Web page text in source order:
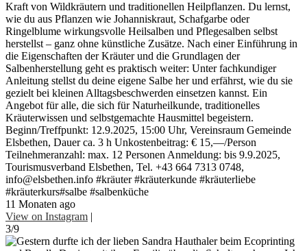
Kraft von Wildkräutern und traditionellen Heilpflanzen. Du lernst,
wie du aus Pflanzen wie Johanniskraut, Schafgarbe oder
Ringelblume wirkungsvolle Heilsalben und Pflegesalben selbst
herstellst – ganz ohne künstliche Zusätze. Nach einer Einführung in
die Eigenschaften der Kräuter und die Grundlagen der
Salbenherstellung geht es praktisch weiter: Unter fachkundiger
Anleitung stellst du deine eigene Salbe her und erfährst, wie du sie
gezielt bei kleinen Alltagsbeschwerden einsetzen kannst. Ein
Angebot für alle, die sich für Naturheilkunde, traditionelles
Kräuterwissen und selbstgemachte Hausmittel begeistern.
Beginn/Treffpunkt: 12.9.2025, 15:00 Uhr, Vereinsraum Gemeinde
Elsbethen, Dauer ca. 3 h Unkostenbeitrag: € 15,—/Person
Teilnehmeranzahl: max. 12 Personen Anmeldung: bis 9.9.2025,
Tourismusverband Elsbethen, Tel. +43 664 7313 0748,
info@elsbethen.info #kräuter #kräuterkunde #kräuterliebe
#kräuterkurs#salbe #salbenküche
11 Monaten ago
View on Instagram |
3/9